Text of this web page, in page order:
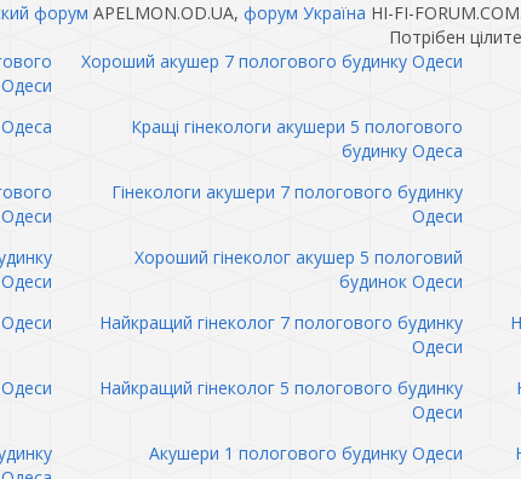
форум APELMON.OD.UA, форум Україна HI-FI-
Потрібен
Хороший акушер 7 пологового будинку Одеси
Кращі гінекологи акушери 5 пологового
будинку Одеса
Гінекологи акушери 7 пологового будинку
Одеси
Одеси
Хороший гінеколог акушер 5 пологовий
будинок Одеси
Найкращий гінеколог 7 пологового будинку
Одеси
Найкращий гінеколог 5 пологового будинку
Одеси
Акушери 1 пологового будинку Одеси